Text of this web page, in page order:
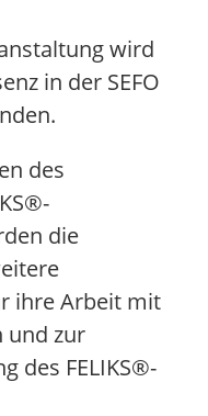
wird
in der SEFO
des
die
ihre Arbeit mit
und zur
des FELIKS®-